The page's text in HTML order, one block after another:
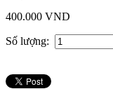
400.000 VND
Số lượng: